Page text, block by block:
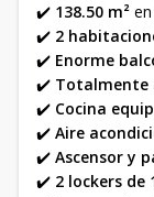
✔️ 138.50 m² en
✔️ 2
✔️ Enorme
✔️ Totalmente
✔️ Cocina
✔️ Aire
✔️ Ascensor y
✔️ 2 lockers de